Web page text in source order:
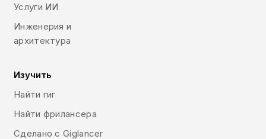
Услуги ИИ
Инженерия и
архитектура
Изучить
Найти гиг
Найти фрилансера
Сделано с Giglancer